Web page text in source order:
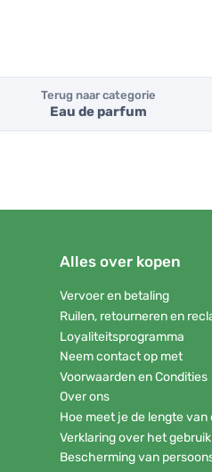
Terug naar categorie
Eau de parfum
Alles over kopen
Vervoer en betaling
Ruilen, retourneren en
Loyaliteitsprogramma
Neem contact op met
Voorwaarden en Condities
Over ons
Hoe meet je de lengte van
Verklaring over het
Bescherming van